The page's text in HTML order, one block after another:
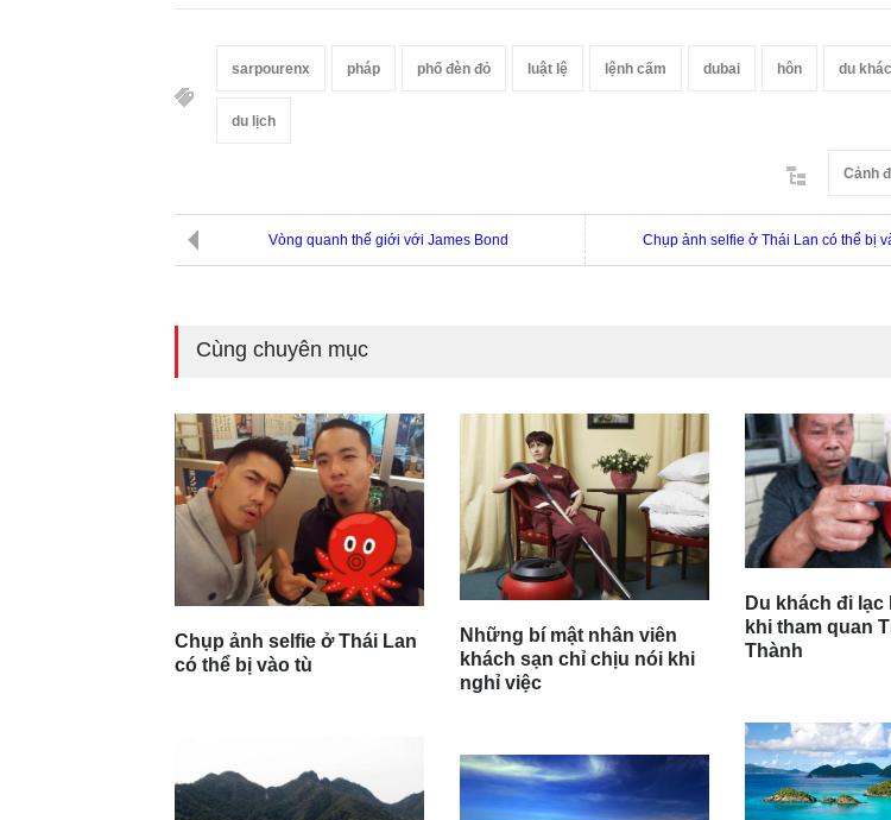
sarpourenx pháp phố đèn đỏ luật lệ lệnh cấm dubai hôn du
du lịch
Cảnh
Vòng quanh thế giới với James Bond Chụp ảnh selfie ở Thái Lan có thể bị
Cùng chuyên mục
Chụp ảnh selfie ở Thái Lan
có thể bị vào tù
Những bí mật nhân viên
khách sạn chỉ chịu nói khi
nghỉ việc
Du khách đi lạc
khi tham quan
Thành